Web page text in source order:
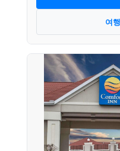
여